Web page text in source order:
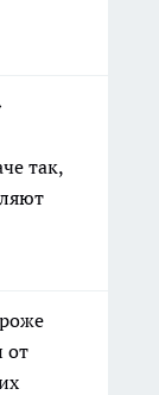
так,
от